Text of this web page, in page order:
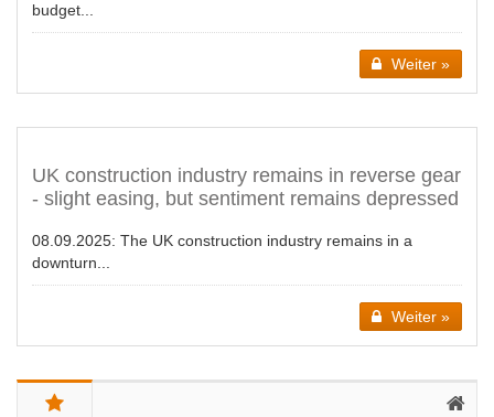
budget...
Weiter »
UK construction industry remains in reverse gear
- slight easing, but sentiment remains depressed
08.09.2025: The UK construction industry remains in a
downturn...
Weiter »